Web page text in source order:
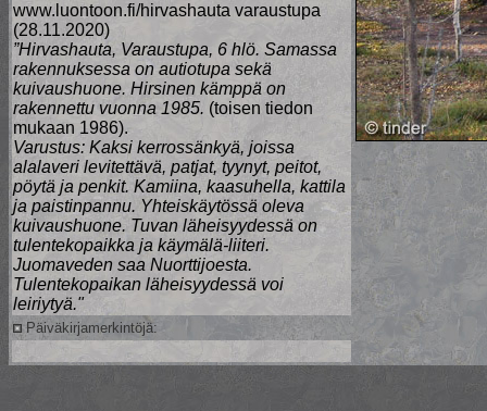
www.luontoon.fi/hirvashauta varaustupa
(28.11.2020)
”Hirvashauta, Varaustupa, 6 hlö. Samassa
rakennuksessa on autiotupa sekä
kuivaushuone. Hirsinen kämppä on
rakennettu vuonna 1985. (toisen tiedon
mukaan 1986).
Varustus: Kaksi kerrossänkyä, joissa
alalaveri levitettävä, patjat, tyynyt, peitot,
pöytä ja penkit. Kamiina, kaasuhella, kattila
ja paistinpannu. Yhteiskäytössä oleva
kuivaushuone. Tuvan läheisyydessä on
tulentekopaikka ja käymälä-liiteri.
Juomaveden saa Nuorttijoesta.
Tulentekopaikan läheisyydessä voi
leiriytyä."
Päiväkirjamerkintöjä: